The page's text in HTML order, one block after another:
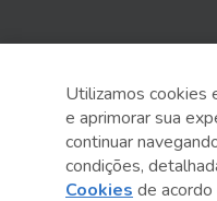
Serviço Social do Comércio
Administração Regional
Utilizamos cookies
e aprimorar sua
continuar
condições,
Cookies de acordo